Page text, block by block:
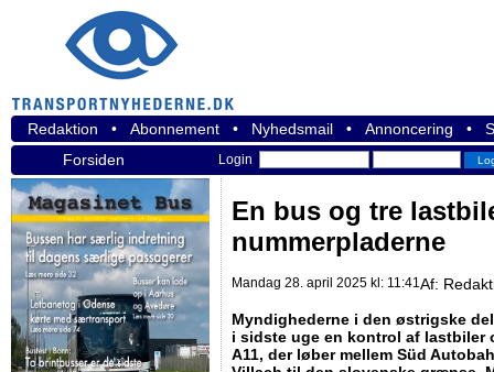
Redaktion • Abonnement • Nyhedsmail • Annoncering •
Forsiden
Login
En bus og tre
nummerpladerne
Mandag 28. april 2025 kl: 11:41Af:
Myndighederne i den østrigske
i sidste uge en kontrol af lastbiler
A11, der løber mellem Süd